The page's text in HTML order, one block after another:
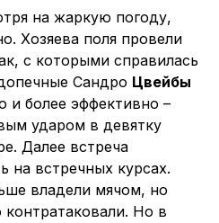
на жаркую погоду,
Хозяева поля провели
с которыми справилась
Сандро Цвейбы
и более эффективно –
ударом в девятку
Далее встреча
на встречных курсах.
владели мячом, но
Но в